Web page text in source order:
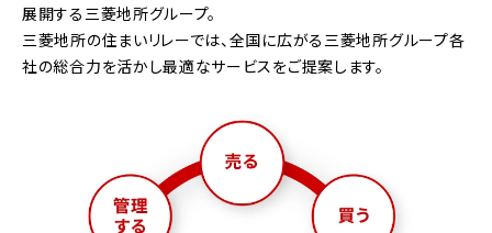
展開する三菱地所グループ。
三菱地所の住まいリレーでは、全国に広がる三菱地所グループ各
社の総合力を活かし最適なサービスをご提案します。